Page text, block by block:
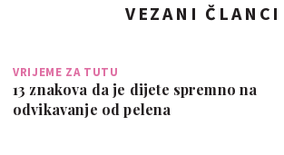
VEZANI ČLANCI
VRIJEME ZA TUTU
13 znakova da je dijete spremno na
odvikavanje od pelena